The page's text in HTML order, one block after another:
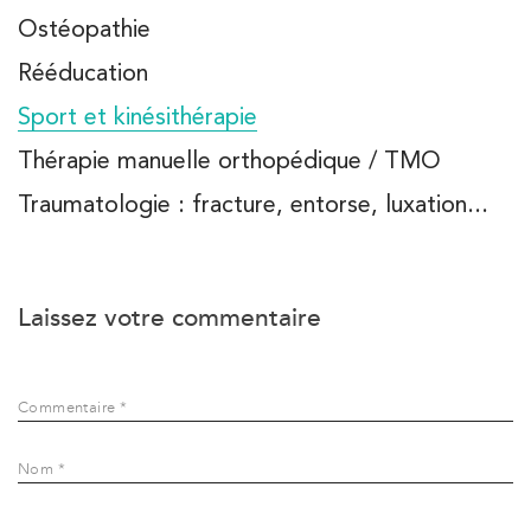
Ostéopathie
Rééducation
Sport et kinésithérapie
Thérapie manuelle orthopédique / TMO
Traumatologie : fracture, entorse, luxation...
Laissez votre commentaire
Commentaire *
Nom *